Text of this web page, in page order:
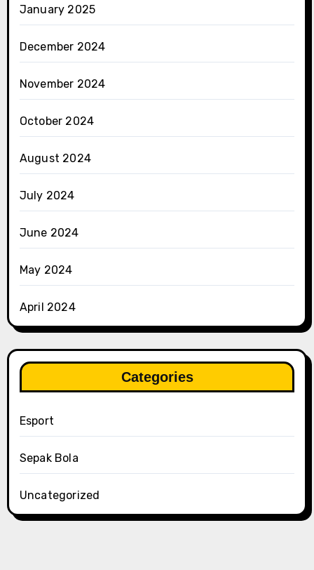
January 2025
December 2024
November 2024
October 2024
August 2024
July 2024
June 2024
May 2024
April 2024
Categories
Esport
Sepak Bola
Uncategorized